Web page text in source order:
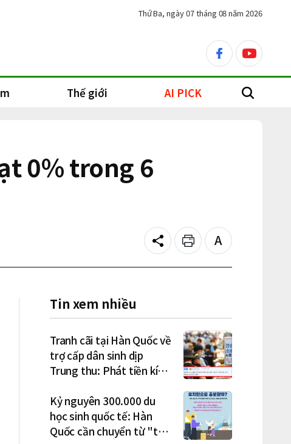
facebookyoutube
Thứ Ba, ngày 07 tháng 08 năm 2026
Thế giới AI PICK search
0% trong 6
Share Print
Text
size
Tin xem nhiều
Tranh cãi tại Hàn Quốc về
trợ cấp dân sinh dịp
Trung thu: Phát tiền kích
tương lai?
Kỷ nguyên 300.000 du
học sinh quốc tế: Hàn
Quốc cần chuyển từ "thu